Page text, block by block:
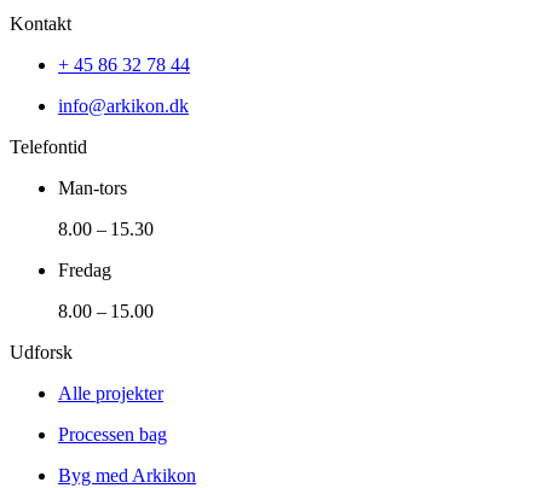
Kontakt
+ 45 86 32 78 44
info@arkikon.dk
Telefontid
Man-tors
8.00 – 15.30
Fredag
8.00 – 15.00
Udforsk
Alle projekter
Processen bag
Byg med Arkikon